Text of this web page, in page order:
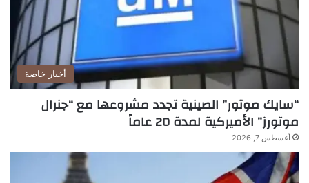
أخبار خاصة
“سايك موتور” الصينية تجدد مشروعها مع “جنرال
موتورز” الأميركية لمدة 20 عاماً
أغسطس 7, 2026